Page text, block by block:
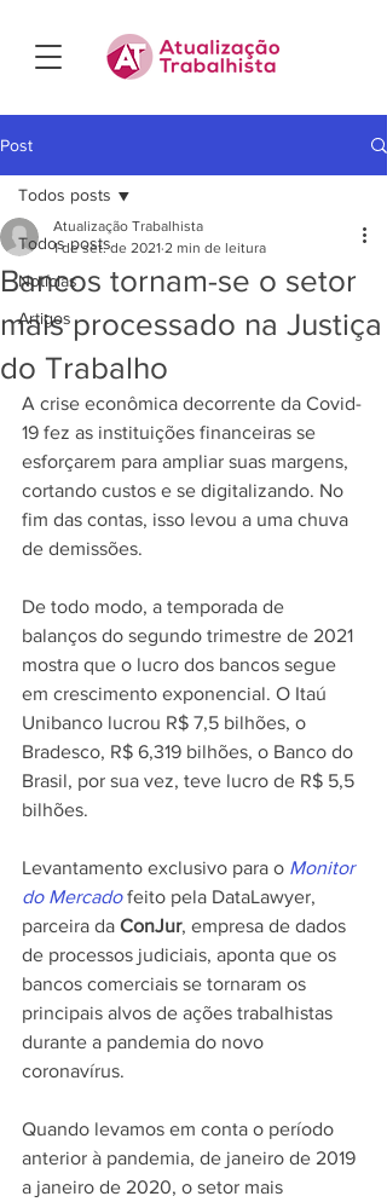
Post
Todos posts
Notícias
Artigos
Todos posts
Bancos tornam-se o setor
mais processado na Justiça
do Trabalho
Atualização Trabalhista
1 de set. de 2021 2 min de leitura
A crise econômica decorrente da Covid-
19 fez as instituições financeiras se
esforçarem para ampliar suas margens,
cortando custos e se digitalizando. No
fim das contas, isso levou a uma chuva
de demissões.
De todo modo, a temporada de
balanços do segundo trimestre de 2021
mostra que o lucro dos bancos segue
em crescimento exponencial. O Itaú
Unibanco lucrou R$ 7,5 bilhões, o
Bradesco, R$ 6,319 bilhões, o Banco do
Brasil, por sua vez, teve lucro de R$ 5,5
bilhões.
Levantamento exclusivo para o Monitor
do Mercado feito pela DataLawyer,
parceira da ConJur, empresa de dados
de processos judiciais, aponta que os
bancos comerciais se tornaram os
principais alvos de ações trabalhistas
durante a pandemia do novo
coronavírus.
Quando levamos em conta o período
anterior à pandemia, de janeiro de 2019
a janeiro de 2020, o setor mais